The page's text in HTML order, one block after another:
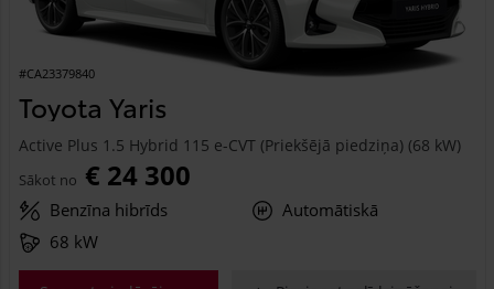
#CA23379840
Toyota Yaris
Active Plus 1.5 Hybrid 115 e-CVT (Priekšējā piedziņa) (68 kW)
Sākot no € 24 300
Benzīna hibrīds
Automātiskā
68 kW